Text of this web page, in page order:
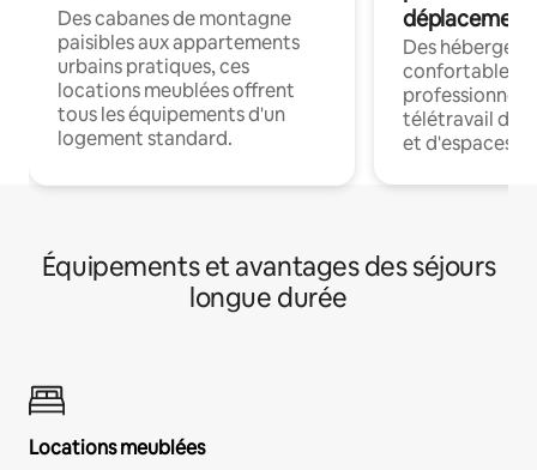
Des cabanes de montagne
paisibles aux appartements
urbains pratiques, ces
locations meublées offrent
tous les équipements d'un
logement standard.
déplacement
Des
confortables
professionnels
télétravail
et d'espaces
Équipements et avantages des séjours
longue durée
Locations meublées